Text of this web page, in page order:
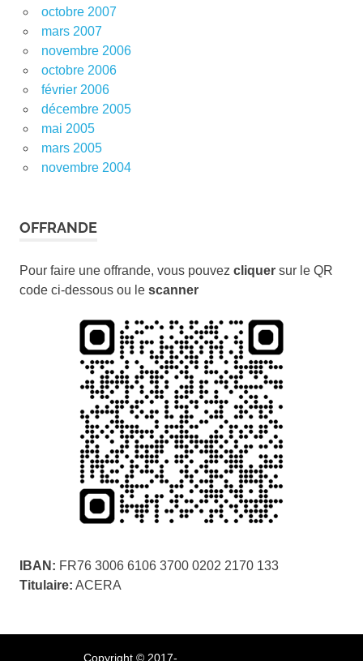
octobre 2007
mars 2007
novembre 2006
octobre 2006
février 2006
décembre 2005
mai 2005
mars 2005
novembre 2004
OFFRANDE
Pour faire une offrande, vous pouvez cliquer sur le QR
code ci-dessous ou le scanner
IBAN: FR76 3006 6106 3700 0202 2170 133
Titulaire: ACERA
Copyright © 2017-